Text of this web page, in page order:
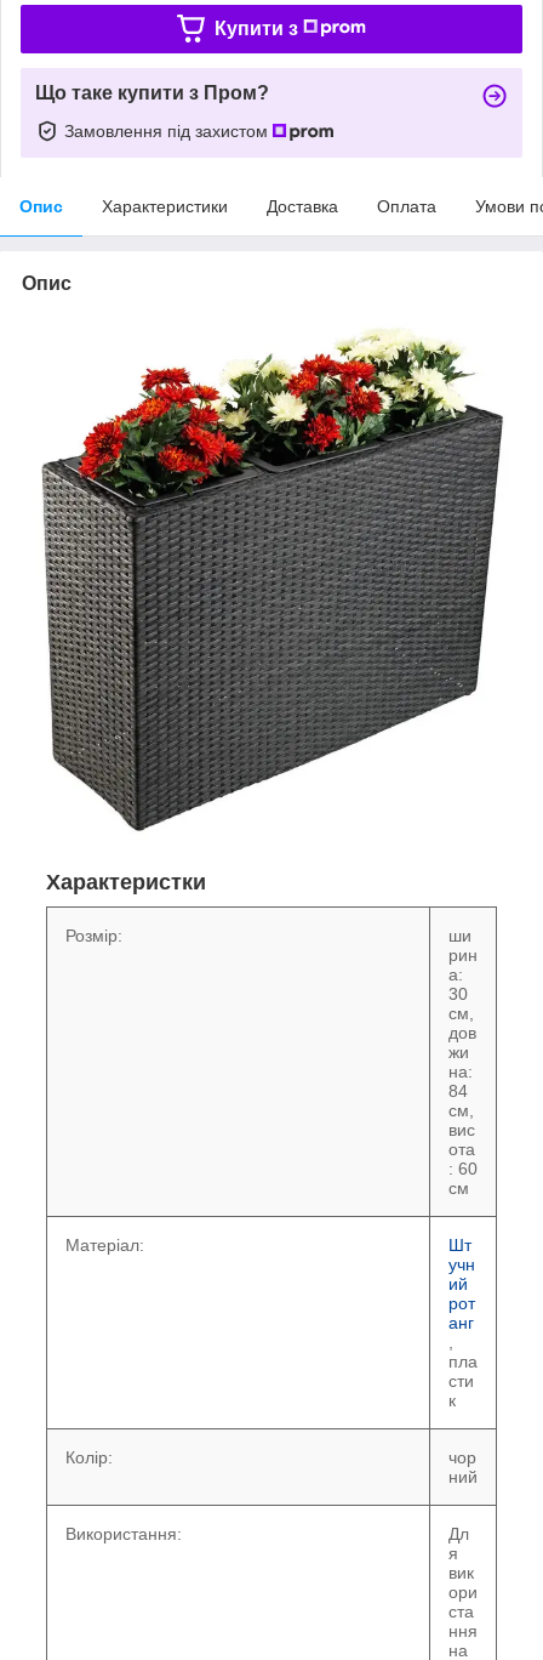
Купити з
Що таке купити з Пром?
Замовлення під захистом
Опис Характеристики Доставка Оплата Умови
Опис
Характеристки
Розмір:
ши
рин
а:
30
см,
дов
жи
на:
84
см,
вис
ота
: 60
см
Матеріал:
Шт
учн
ий
рот
анг
пла
сти
к
Колір:
чор
ний
Використання:
Дл
я
вик
ори
ста
ння
на